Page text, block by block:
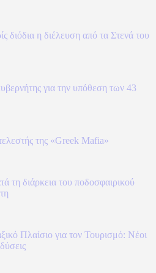
η διέλευση από τα Στενά του
για την υπόθεση των 43
της «Greek Mafia»
τη διάρκεια του ποδοσφαιρικού
Πλαίσιο για τον Τουρισμό: Νέοι